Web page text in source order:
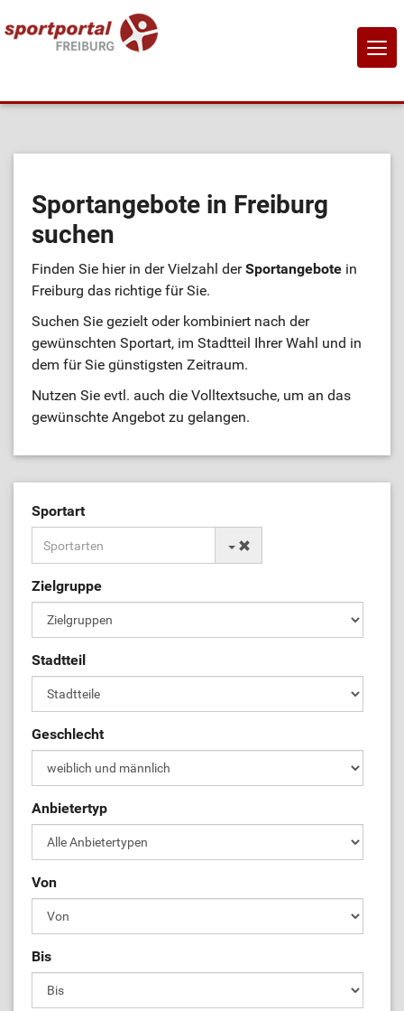
Sportanbietende
Sportstätten
Job-Börse
Kontakt
Sportangebote in Freiburg
suchen
Finden Sie hier in der Vielzahl derSportangebote in
Freiburg das richtige für Sie.
Suchen Sie gezielt oder kombiniert nach der
gewünschten Sportart, im Stadtteil Ihrer Wahl und in
dem für Sie günstigsten Zeitraum.
Nutzen Sie evtl. auch die Volltextsuche, um an das
gewünschte Angebot zu gelangen.
Sportart
Zielgruppe
Stadtteil
Geschlecht
Anbietertyp
Von
Bis